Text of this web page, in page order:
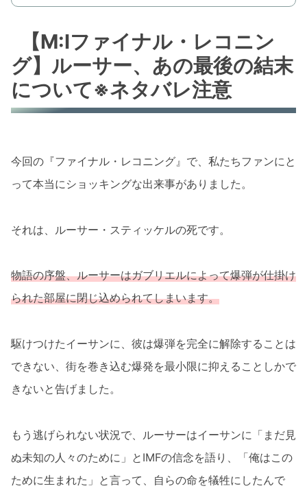
【M:Iファイナル・レコニン
グ】ルーサー、あの最後の結末
について※ネタバレ注意
今回の『ファイナル・レコニング』で、私たちファンにと
って本当にショッキングな出来事がありました。
それは、ルーサー・スティッケルの死です。
物語の序盤、ルーサーはガブリエルによって爆弾が仕掛け
られた部屋に閉じ込められてしまいます。
駆けつけたイーサンに、彼は爆弾を完全に解除することは
できない、街を巻き込む爆発を最小限に抑えることしかで
きないと告げました。
もう逃げられない状況で、ルーサーはイーサンに「まだ見
ぬ未知の人々のために」とIMFの信念を語り、「俺はこの
ために生まれた」と言って、自らの命を犠牲にしたんで